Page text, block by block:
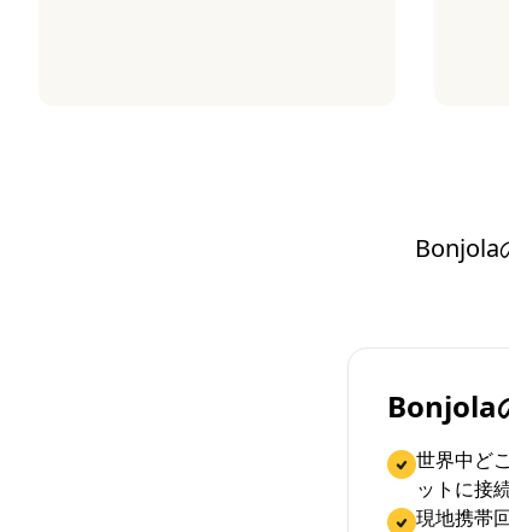
Bonjola
Bonjola
世界中ど
ットに接
現地携帯